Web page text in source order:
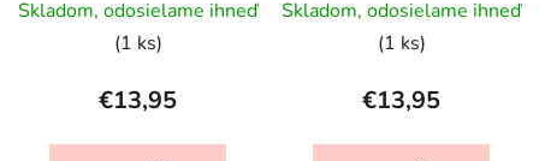
Skladom, odosielame ihneď
(1 ks)
€13,95
Skladom, odosielame ihneď
(1 ks)
€13,95